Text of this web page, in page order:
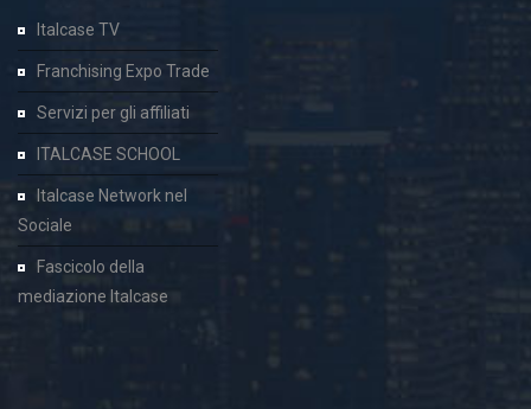
Italcase TV
Franchising Expo Trade
Servizi per gli affiliati
ITALCASE SCHOOL
Italcase Network nel
Sociale
Fascicolo della
mediazione Italcase